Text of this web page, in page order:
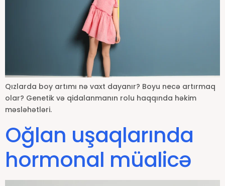
Qızlarda boy artımı nə vaxt dayanır? Boyu necə artırmaq
olar? Genetik və qidalanmanın rolu haqqında həkim
məsləhətləri.
Oğlan uşaqlarında
hormonal müalicə